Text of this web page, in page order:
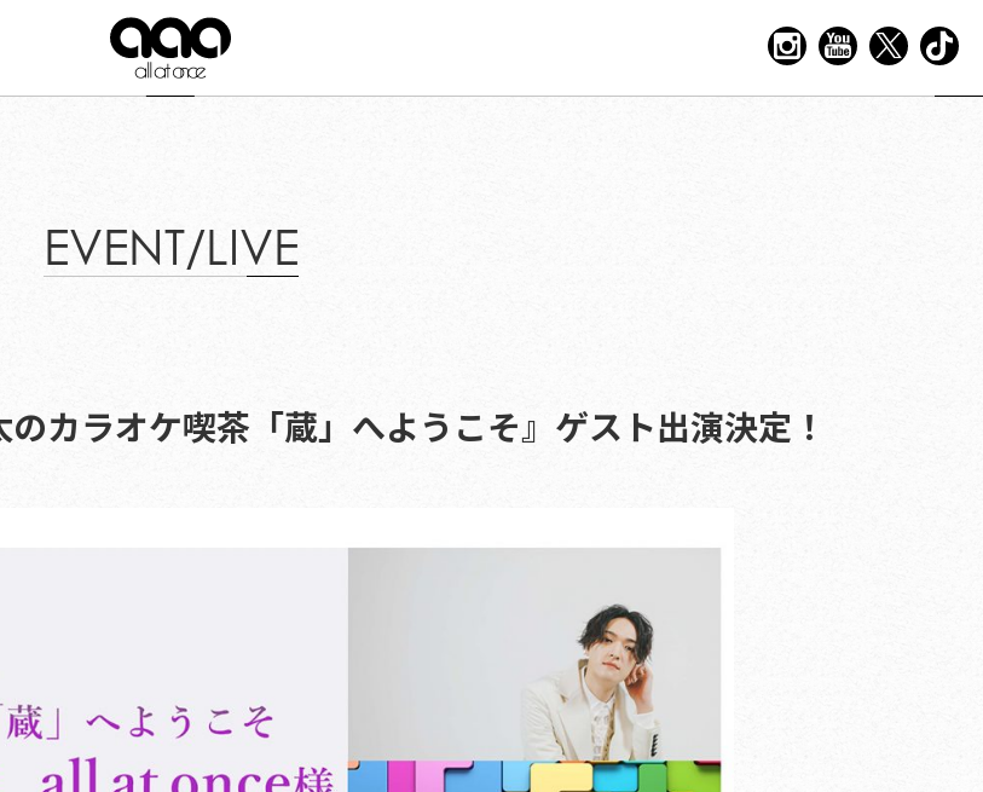
EVENT/LIVE
カラオケ喫茶「蔵」へようこそ』ゲスト出演決定！